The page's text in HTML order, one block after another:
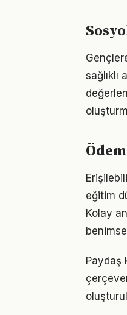
sağlıklı
eğitim
Kolay
Paydaş